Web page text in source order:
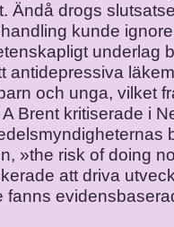
Ändå drogs
kunde
underlag
antidepressiva
och unga, vilket
Brent kritiserade i
»the risk of doing
att driva
fanns